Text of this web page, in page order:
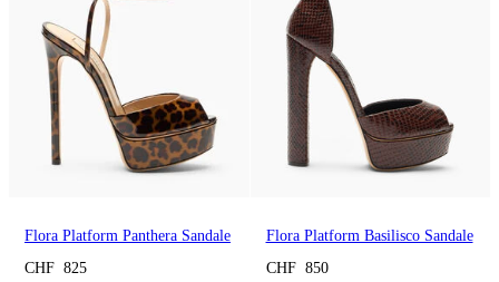
Flora Platform Panthera Sandale
CHF 825
Flora Platform Basilisco Sandale
CHF 850